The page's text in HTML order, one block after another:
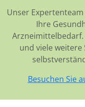
Unser
Ihre
und viele weitere
Besuchen Sie